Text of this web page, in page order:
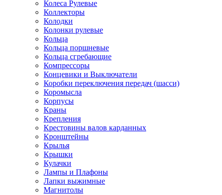
Колеса Рулевые
Коллекторы
Колодки
Колонки рулевые
Кольца
Кольца поршневые
Кольца сгребающие
Компрессоры
Концевики и Выключатели
Коробки переключения передач (шасси)
Коромысла
Корпусы
Краны
Крепления
Крестовины валов карданных
Кронштейны
Крылья
Крышки
Кулачки
Лампы и Плафоны
Лапки выжимные
Магнитолы